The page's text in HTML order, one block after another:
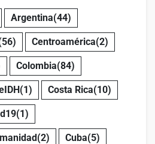
Argentina(44)
Centroamérica(2)
Colombia(84)
(1) Costa Rica(10)
(1)
(2) Cuba(5)